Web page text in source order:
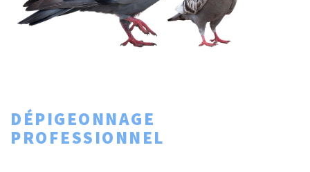
DÉPIGEONNAGE
PROFESSIONNEL